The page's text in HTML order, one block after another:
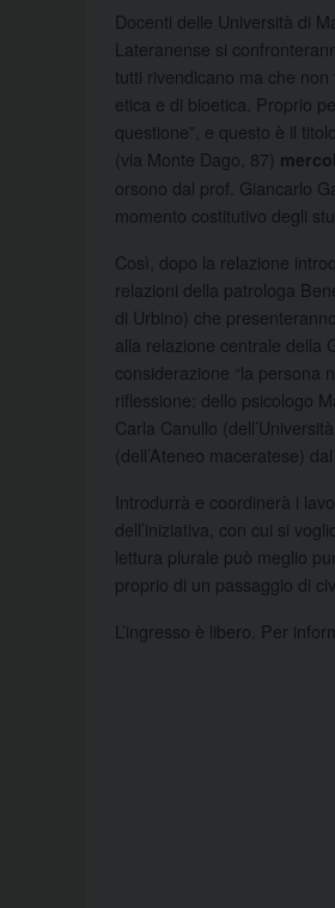
Docenti delle Università di
Lateranense si
tutti rivendicano ma che
etica e di bioetica. Proprio
questione”, e questo è il
(via Monte Dago, 87)
orsono dal prof. Giancarlo
momento costitutivo degli
Così, dopo la relazione
relazioni della patrologa
di Urbino) che
alla relazione centrale della
considerazione “la persona
riflessione: dello psicologo
Carla Canullo
(dell’Ateneo maceratese)
Introdurrà e coordinerà i
dell’iniziativa, con cui si
lettura plurale può meglio
proprio di un passaggio di
L’ingresso è libero. Per